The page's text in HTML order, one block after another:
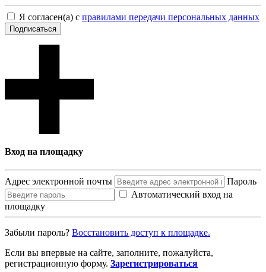
Я согласен(а) с правилами передачи персональных данных
Подписаться
Вход на площадку
Адрес электронной почты
Пароль
Автоматический вход на
площадку
Забыли пароль? Восcтановить доступ к площадке.
Если вы впервые на сайте, заполните, пожалуйста,
регистрационную форму. Зарегистрироваться